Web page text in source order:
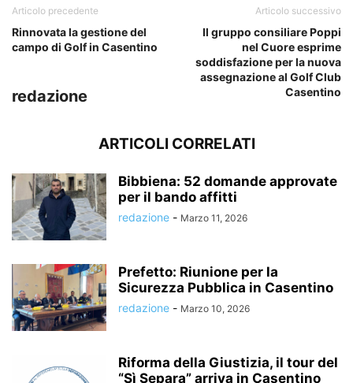
Articolo precedente
Rinnovata la gestione del
campo di Golf in Casentino
Articolo successivo
Il gruppo consiliare Poppi
nel Cuore esprime
soddisfazione per la nuova
assegnazione al Golf Club
Casentino
redazione
ARTICOLI CORRELATI
Bibbiena: 52 domande approvate
per il bando affitti
redazione - Marzo 11, 2026
Prefetto: Riunione per la
Sicurezza Pubblica in Casentino
redazione - Marzo 10, 2026
Riforma della Giustizia, il tour del
“Sì Separa” arriva in Casentino